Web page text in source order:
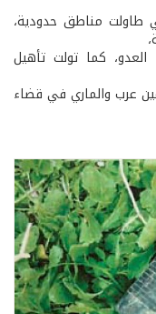
طاولت مناطق حدودية،
العدو، كما تولت تأهيل
عرب والماري في قضاء